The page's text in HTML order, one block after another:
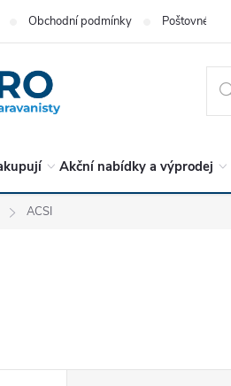
Obchodní podmínky Poštovné
Akční nabídky a výprodej
ACSI